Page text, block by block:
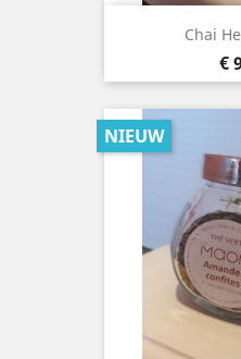
Chai
€
NIEUW